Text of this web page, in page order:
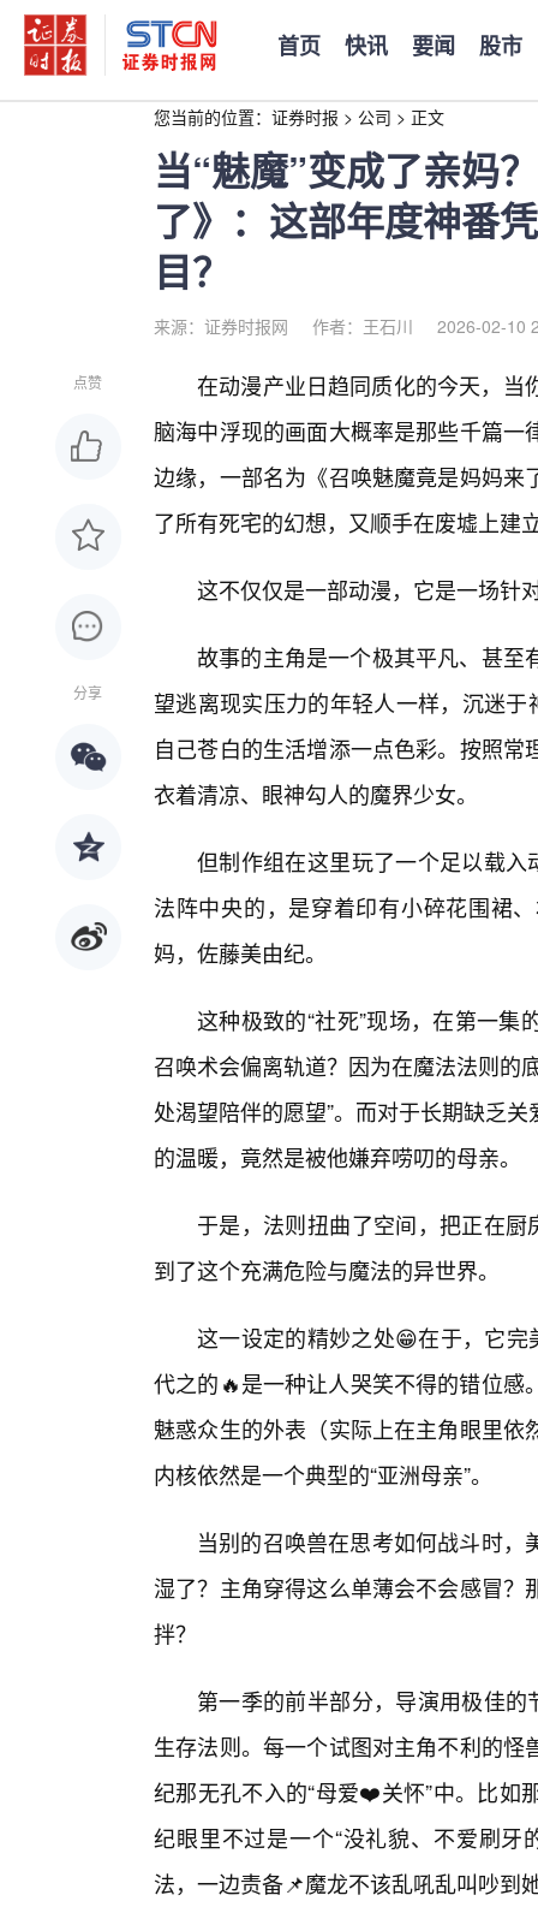
首页 快讯 要闻 股市
您当前的位置： 证券时报 > 公司 > 正文
当“魅魔”变成了亲妈
了》：这部年度神番
目？
来源：证券时报网 作者：王石川 2026-02-10
点赞
分享
在动漫产业日趋同质化的今天，当
脑海中浮现的画面大概率是那些千篇
边缘，一部名为《召唤魅魔竟是妈妈
了所有死宅的幻想，又顺手在废墟上建
这不仅仅是一部动漫，它是一场针
故事的主角是一个极其平凡、甚
望逃离现实压力的年轻人一样，沉迷
自己苍白的生活增添一点色彩。按照
衣着清凉、眼神勾人的魔界少女。
但制作组在这里玩了一个足以载入
法阵中央的，是穿着印有小碎花围裙
妈，佐藤美由纪。
这种极致的“社死”现场，在第一
召唤术会偏离轨道？因为在魔法法则的
处渴望陪伴的愿望”。而对于长期缺乏
的温暖，竟然是被他嫌弃唠叨的母亲。
于是，法则扭曲了空间，把正在厨
到了这个充满危险与魔法的异世界。
这一设定的精妙之处😁在于，它完
代之的🔥是一种让人哭笑不得的错位
魅惑众生的外表（实际上在主角眼里
内核依然是一个典型的“亚洲母亲”。
当别的召唤兽在思考如何战斗时
湿了？主角穿得这么单薄会不会感冒
拌？
第一季的前半部分，导演用极佳的
生存法则。每一个试图对主角不利的
纪那无孔不入的“母爱❤️关怀”中。比如
纪眼里不过是一个“没礼貌、不爱刷
法，一边责备📌魔龙不该乱吼乱叫吵到